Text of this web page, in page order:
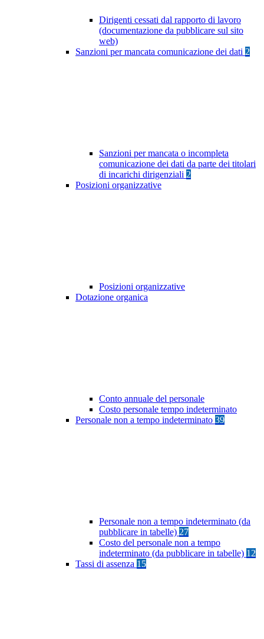
Dirigenti cessati dal rapporto di lavoro
(documentazione da pubblicare sul sito
web)
Sanzioni per mancata comunicazione dei dati 2
Sanzioni per mancata o incompleta
comunicazione dei dati da parte dei titolari
di incarichi dirigenziali 2
Posizioni organizzative
Posizioni organizzative
Dotazione organica
Conto annuale del personale
Costo personale tempo indeterminato
Personale non a tempo indeterminato 39
Personale non a tempo indeterminato (da
pubblicare in tabelle) 27
Costo del personale non a tempo
indeterminato (da pubblicare in tabelle) 12
Tassi di assenza 15